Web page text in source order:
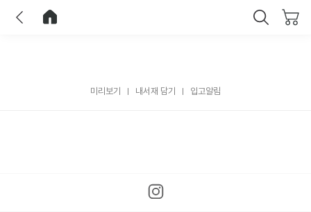
미리보기 내서재 담기 입고알림